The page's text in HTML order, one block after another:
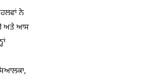
ਨੇ
ਹੈ ਅਤੇ ਆਸ